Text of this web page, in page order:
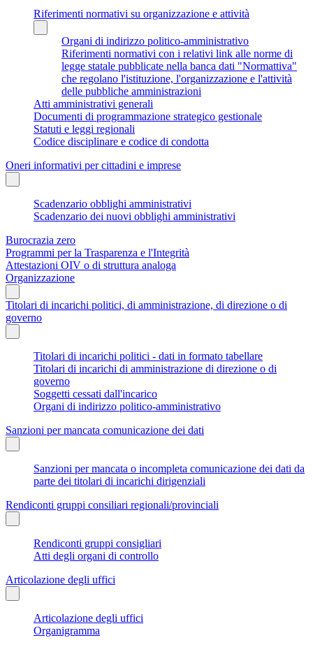
Riferimenti normativi su organizzazione e attività
Organi di indirizzo politico-amministrativo
Riferimenti normativi con i relativi link alle norme di
legge statale pubblicate nella banca dati "Normattiva"
che regolano l'istituzione, l'organizzazione e l'attività
delle pubbliche amministrazioni
Atti amministrativi generali
Documenti di programmazione strategico gestionale
Statuti e leggi regionali
Codice disciplinare e codice di condotta
Oneri informativi per cittadini e imprese
Scadenzario obblighi amministrativi
Scadenzario dei nuovi obblighi amministrativi
Burocrazia zero
Programmi per la Trasparenza e l'Integrità
Attestazioni OIV o di struttura analoga
Organizzazione
Titolari di incarichi politici, di amministrazione, di direzione o di
governo
Titolari di incarichi politici - dati in formato tabellare
Titolari di incarichi di amministrazione di direzione o di
governo
Soggetti cessati dall'incarico
Organi di indirizzo politico-amministrativo
Sanzioni per mancata comunicazione dei dati
Sanzioni per mancata o incompleta comunicazione dei dati da
parte dei titolari di incarichi dirigenziali
Rendiconti gruppi consiliari regionali/provinciali
Rendiconti gruppi consigliari
Atti degli organi di controllo
Articolazione degli uffici
Articolazione degli uffici
Organigramma